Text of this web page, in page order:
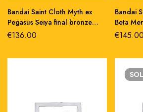
Bandai Saint Cloth Myth ex
Pegasus Seiya final bronze
Oce action figure
€136.00
Bandai
Beta
€145.00